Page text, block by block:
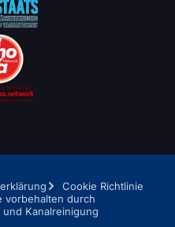
Cookie Richtlinie
vorbehalten durch
und Kanalreinigung